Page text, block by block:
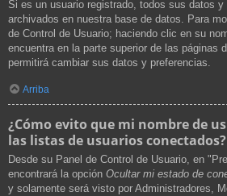
Si es un usuario registrado, todos sus datos
archivados en nuestra base de datos. Para
de Control de Usuario; haciendo clic en su
encuentra en la parte superior de las páginas
permitirá cambiar sus datos y preferencias.
Arriba
¿Cómo evito que mi nombre de
las listas de usuarios conectados?
Desde su Panel de Control de Usuario, en
encontrará la opción Ocultar mi estado de
y solamente será visto por Administradores,